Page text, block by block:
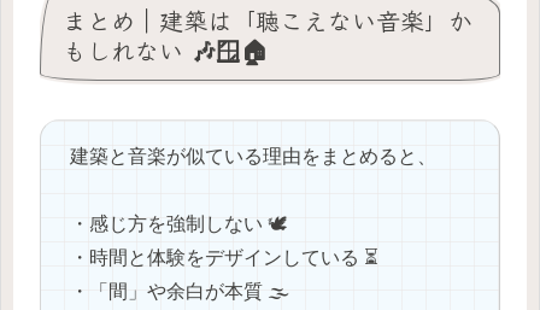
まとめ｜建築は「聴こえない音楽」か
もしれない 🎶🪟🏠
建築と音楽が似ている理由をまとめると、
・感じ方を強制しない 🕊️
・時間と体験をデザインしている ⏳
・「間」や余白が本質 🌫️